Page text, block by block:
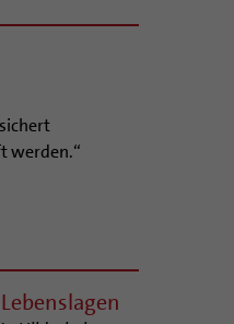
werden.“